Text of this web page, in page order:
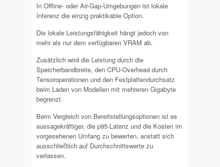
In Offline- oder Air-Gap-Umgebungen ist lokale
Inferenz die einzig praktikable Option.
Die lokale Leistungsfähigkeit hängt jedoch von
mehr als nur dem verfügbaren VRAM ab.
Zusätzlich wird die Leistung durch die
Speicherbandbreite, den CPU-Overhead durch
Tensoroperationen und den Festplattendurchsatz
beim Laden von Modellen mit mehreren Gigabyte
begrenzt.
Beim Vergleich von Bereitstellungsoptionen ist es
aussagekräftiger, die p95-Latenz und die Kosten im
vorgesehenen Umfang zu bewerten, anstatt sich
ausschließlich auf Durchschnittswerte zu
verlassen.